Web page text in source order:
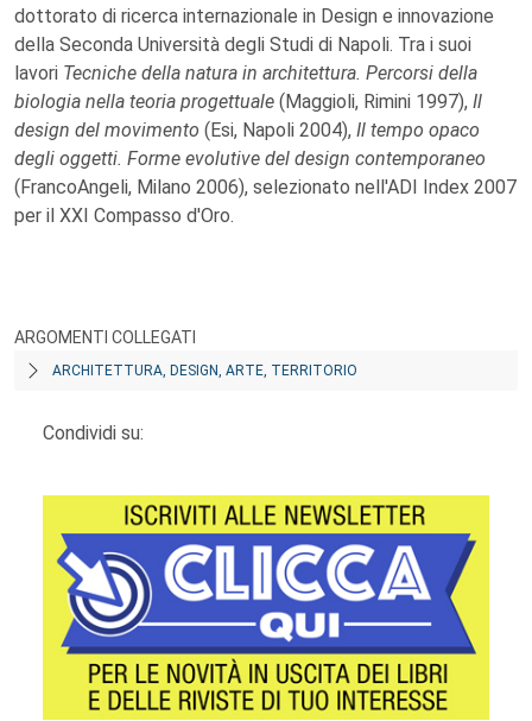
dottorato di ricerca internazionale in Design e innovazione
della Seconda Università degli Studi di Napoli. Tra i suoi
lavori Tecniche della natura in architettura. Percorsi della
biologia nella teoria progettuale (Maggioli, Rimini 1997), Il
design del movimento (Esi, Napoli 2004), Il tempo opaco
degli oggetti. Forme evolutive del design contemporaneo
(FrancoAngeli, Milano 2006), selezionato nell'ADI Index 2007
per il XXI Compasso d'Oro.
ARGOMENTI COLLEGATI
ARCHITETTURA, DESIGN, ARTE, TERRITORIO
Condividi su: